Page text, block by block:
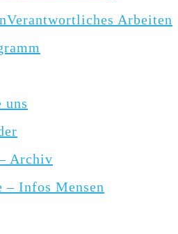
Arbeiten
uns
Archiv
– Infos Mensen